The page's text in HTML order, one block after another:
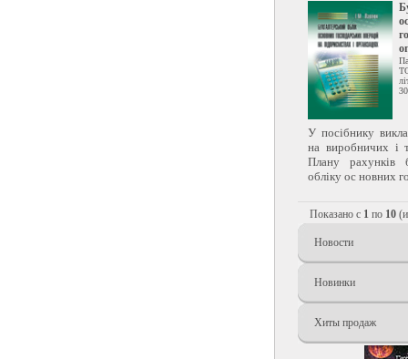
У посібнику
на виробничих і
Плану рахунків
обліку ос новних
Показано с 1 по 10
Новости
Новинки
Хиты продаж